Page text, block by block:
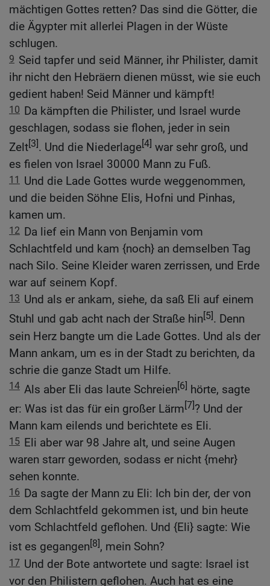
mächtigen Gottes retten? Das sind die Götter, die
die Ägypter mit allerlei Plagen in der Wüste
schlugen.
9 Seid tapfer und seid Männer, ihr Philister, damit
ihr nicht den Hebräern dienen müsst, wie sie euch
gedient haben! Seid Männer und kämpft!
10 Da kämpften die Philister, und Israel wurde
geschlagen, sodass sie flohen, jeder in sein
Zelt[3]. Und die Niederlage[4] war sehr groß, und
es fielen von Israel 30000 Mann zu Fuß.
11 Und die Lade Gottes wurde weggenommen,
und die beiden Söhne Elis, Hofni und Pinhas,
kamen um.
12 Da lief ein Mann von Benjamin vom
Schlachtfeld und kam {noch} an demselben Tag
nach Silo. Seine Kleider waren zerrissen, und Erde
war auf seinem Kopf.
13 Und als er ankam, siehe, da saß Eli auf einem
Stuhl und gab acht nach der Straße hin[5]. Denn
sein Herz bangte um die Lade Gottes. Und als der
Mann ankam, um es in der Stadt zu berichten, da
schrie die ganze Stadt um Hilfe.
14 Als aber Eli das laute Schreien[6] hörte, sagte
er: Was ist das für ein großer Lärm[7]? Und der
Mann kam eilends und berichtete es Eli.
15 Eli aber war 98 Jahre alt, und seine Augen
waren starr geworden, sodass er nicht {mehr}
sehen konnte.
16 Da sagte der Mann zu Eli: Ich bin der, der von
dem Schlachtfeld gekommen ist, und bin heute
vom Schlachtfeld geflohen. Und {Eli} sagte: Wie
ist es gegangen[8], mein Sohn?
17 Und der Bote antwortete und sagte: Israel ist
vor den Philistern geflohen. Auch hat es eine